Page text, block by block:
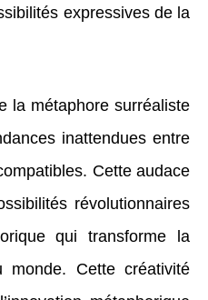
expressives de la
la métaphore surréaliste
inattendues entre
Cette audace
révolutionnaires
qui transforme la
monde. Cette créativité